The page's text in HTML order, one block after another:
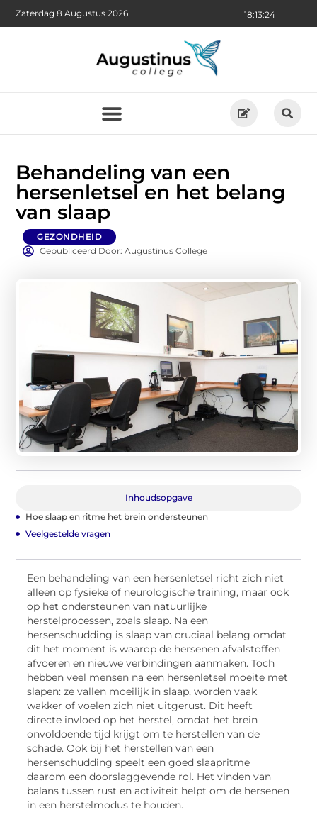
18:13:26
Zaterdag 8 Augustus 2026
Behandeling van een
hersenletsel en het belang
van slaap
GEZONDHEID
Gepubliceerd Door: Augustinus College
Inhoudsopgave
Hoe slaap en ritme het brein ondersteunen
Veelgestelde vragen
Een behandeling van een hersenletsel richt zich niet
alleen op fysieke of neurologische training, maar ook
op het ondersteunen van natuurlijke
herstelprocessen, zoals slaap. Na een
hersenschudding is slaap van cruciaal belang omdat
dit het moment is waarop de hersenen afvalstoffen
afvoeren en nieuwe verbindingen aanmaken. Toch
hebben veel mensen na een hersenletsel moeite met
slapen: ze vallen moeilijk in slaap, worden vaak
wakker of voelen zich niet uitgerust. Dit heeft
directe invloed op het herstel, omdat het brein
onvoldoende tijd krijgt om te herstellen van de
schade. Ook bij het herstellen van een
hersenschudding speelt een goed slaapritme
daarom een doorslaggevende rol. Het vinden van
balans tussen rust en activiteit helpt om de hersenen
in een herstelmodus te houden.